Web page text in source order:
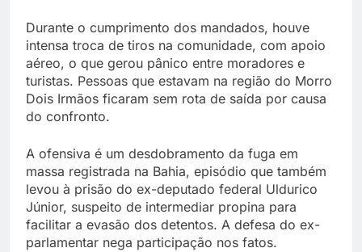
Durante o cumprimento dos mandados, houve
intensa troca de tiros na comunidade, com apoio
aéreo, o que gerou pânico entre moradores e
turistas. Pessoas que estavam na região do Morro
Dois Irmãos ficaram sem rota de saída por causa
do confronto.
A ofensiva é um desdobramento da fuga em
massa registrada na Bahia, episódio que também
levou à prisão do ex-deputado federal Uldurico
Júnior, suspeito de intermediar propina para
facilitar a evasão dos detentos. A defesa do ex-
parlamentar nega participação nos fatos.